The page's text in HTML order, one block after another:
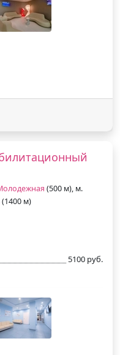
(500 м), м.
(1400 м)
5100 руб.